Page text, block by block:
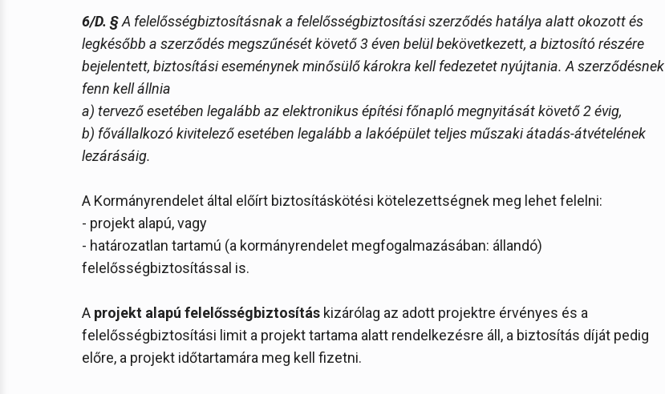
6/D. §A felelősségbiztosításnak a felelősségbiztosítási szerződés hatálya alatt okozott és
legkésőbb a szerződés megszűnését követő 3 éven belül bekövetkezett, a biztosító részére
bejelentett, biztosítási eseménynek minősülő károkra kell fedezetet nyújtania. A szerződésnek
fenn kell állnia
a) tervező esetében legalább az elektronikus építési főnapló megnyitását követő 2 évig,
b) fővállalkozó kivitelező esetében legalább a lakóépület teljes műszaki átadás-átvételének
lezárásáig.
A Kormányrendelet által előírt biztosításkötési kötelezettségnek meg lehet felelni:
- projekt alapú, vagy
- határozatlan tartamú (a kormányrendelet megfogalmazásában: állandó)
felelősségbiztosítással is.
A projekt alapú felelősségbiztosítás kizárólag az adott projektre érvényes és a
felelősségbiztosítási limit a projekt tartama alatt rendelkezésre áll, a biztosítás díját pedig
előre, a projekt időtartamára meg kell fizetni.